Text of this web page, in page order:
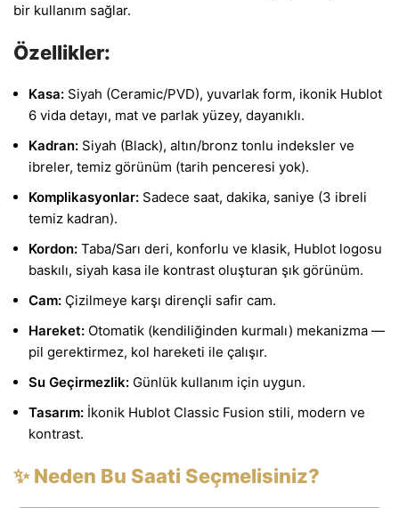
bir kullanım sağlar.
Özellikler:
Kasa: Siyah (Ceramic/PVD), yuvarlak form, ikonik Hublot
6 vida detayı, mat ve parlak yüzey, dayanıklı.
Kadran: Siyah (Black), altın/bronz tonlu indeksler ve
ibreler, temiz görünüm (tarih penceresi yok).
Komplikasyonlar: Sadece saat, dakika, saniye (3 ibreli
temiz kadran).
Kordon: Taba/Sarı deri, konforlu ve klasik, Hublot logosu
baskılı, siyah kasa ile kontrast oluşturan şık görünüm.
Cam: Çizilmeye karşı dirençli safir cam.
Hareket: Otomatik (kendiliğinden kurmalı) mekanizma —
pil gerektirmez, kol hareketi ile çalışır.
Su Geçirmezlik: Günlük kullanım için uygun.
Tasarım: İkonik Hublot Classic Fusion stili, modern ve
kontrast.
✨ Neden Bu Saati Seçmelisiniz?